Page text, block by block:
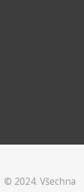
© 2024. Všechna